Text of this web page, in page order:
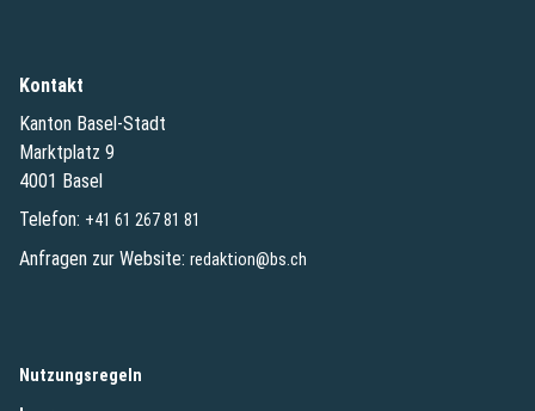
Kontakt
Kanton Basel-Stadt
Marktplatz 9
4001 Basel
Telefon: +41 61 267 81 81
Anfragen zur Website: redaktion@bs.ch
Nutzungsregeln